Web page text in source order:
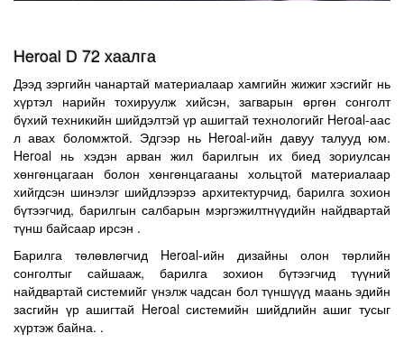
Heroal хаалганы систем нь дизайн, бат бэх чанар, функцийн
шинэ хэмжээстэйгээр өргөжин тэлж байна. Энэхүү системийн
үүдний хаалга нь статистикийн үндэслэлээр их биед хамгийн
удаан оршин тогтнох эд анги юм. Иймээс л үүдний хаалганы
уян хатан чанар, хэрэглэхэд тохиромжтой байдал, гадаад
үзэмж зэрэг нь түүний ач холбогдлыг тодруулж байна. Ер нь
heroal-ийн хаалганы систем нь бат бэх, үйлдлийн систем
сайтайгаас гадна дизайны өргөн сонголттой. Түүний олон
хошуутай түгжээ, угсрахад зориулсан патент бүхий төхөөрөмж,
heroal-ийн хэв маягийг шингээсэн стандарт зэрэг нь
гайхамшигтай. Модулийн тусгаарлагч бүс болон гурван
шатлалт битүүмжлэх технологиор дээд зэргийн дулаан
тусгаарлагч онцлог шинжүүдийг агуулдаг.
Heroal D 72 хаалга
Дээд зэргийн чанартай материалаар хамгийн жижиг хэсгийг нь
хүртэл нарийн тохируулж хийсэн, загварын өргөн сонголт
бүхий техникийн шийдэлтэй үр ашигтай технологийг Heroal-аас
л авах боломжтой. Эдгээр нь Heroal-ийн давуу талууд юм.
Heroal нь хэдэн арван жил барилгын их биед зориулсан
хөнгөнцагаан болон хөнгөнцагааны хольцтой материалаар
хийгдсэн шинэлэг шийдлээрээ архитектурчид, барилга зохион
бүтээгчид, барилгын салбарын мэргэжилтнүүдийн найдвартай
түнш байсаар ирсэн .
Барилга төлөвлөгчид Heroal-ийн дизайны олон төрлийн
сонголтыг сайшааж, барилга зохион бүтээгчид түүний
найдвартай системийг үнэлж чадсан бол түншүүд маань эдийн
засгийн үр ашигтай Heroal системийн шийдлийн ашиг тусыг
хүртэж байна. .